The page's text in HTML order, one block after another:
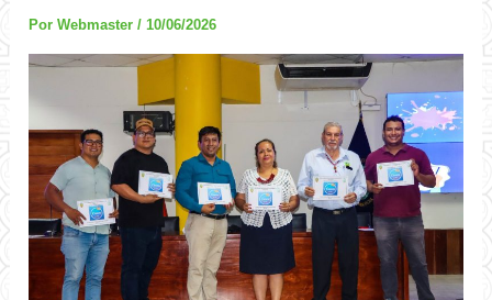
PorWebmaster/ 10/06/2026